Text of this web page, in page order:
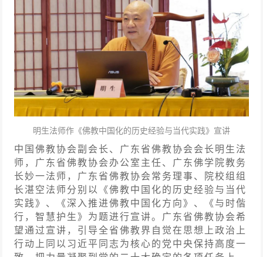
明生法师作《佛教中国化的历史经验与当代实践》 宣讲
中国佛教协会副会长、广东省佛教协会会长明生法
师， 广东省佛教协会办公室主任、广东佛学院教务
长妙一法师， 广东省佛教协会常务理事、院校组组
长湛空法师分别以《佛教中国化的历史经验与当代
实践》、《深入推进佛教中国化方向》、《与时偕
行，智慧护生》为题进行宣讲。 广东省佛教协会希
望通过宣讲，引导全省佛教界自觉在思想上政治上
行动上同以习近平同志为核心的党中央保持高度一